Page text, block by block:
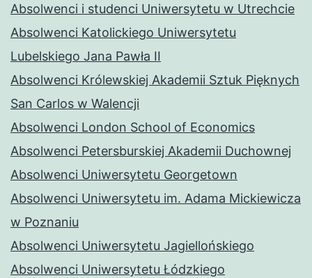
Absolwenci i studenci Uniwersytetu w Utrechcie
Absolwenci Katolickiego Uniwersytetu
Lubelskiego Jana Pawła II
Absolwenci Królewskiej Akademii Sztuk Pięknych
San Carlos w Walencji
Absolwenci London School of Economics
Absolwenci Petersburskiej Akademii Duchownej
Absolwenci Uniwersytetu Georgetown
Absolwenci Uniwersytetu im. Adama Mickiewicza
w Poznaniu
Absolwenci Uniwersytetu Jagiellońskiego
Absolwenci Uniwersytetu Łódzkiego